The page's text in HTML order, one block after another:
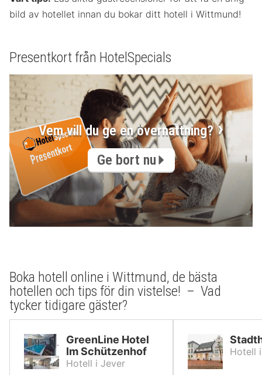
bild av hotellet innan du bokar ditt hotell i Wittmund!
Presentkort från HotelSpecials
Vem vill du ge en övernattning?
Ge bort nu
Boka hotell online i Wittmund, de bästa
hotellen och tips för din vistelse! – Vad
tycker tidigare gäster?
GreenLine Hotel
Im Schützenhof
Hotell i Jever
Hotell